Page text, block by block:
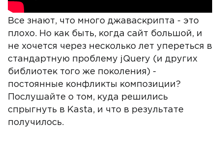
Все знают, что много джаваскрипта - это
плохо. Но как быть, когда сайт большой, и
не хочется через несколько лет упереться в
стандартную проблему jQuery (и других
библиотек того же поколения) -
постоянные конфликты композиции?
Послушайте о том, куда решились
спрыгнуть в Kasta, и что в результате
получилось.